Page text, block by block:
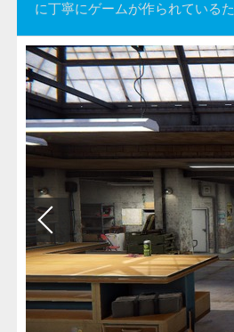
に丁寧にゲームが作られている